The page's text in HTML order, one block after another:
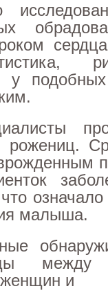
у
рожениц.
малыша.
между
и